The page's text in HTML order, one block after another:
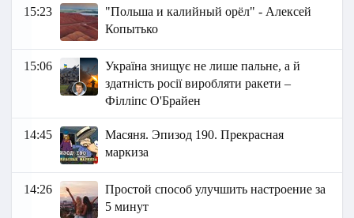
15:23
"Польша и калийный орёл" - Алексей
Копытько
15:06
Україна знищує не лише пальне, а й
здатність росії виробляти ракети –
Філліпс О'Брайен
14:45
Масяня. Эпизод 190. Прекрасная
маркиза
14:26
Простой способ улучшить настроение за
5 минут